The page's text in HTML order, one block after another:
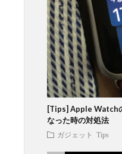
[Tips] Apple Watch
なった時の対処法
ガジェット Tips